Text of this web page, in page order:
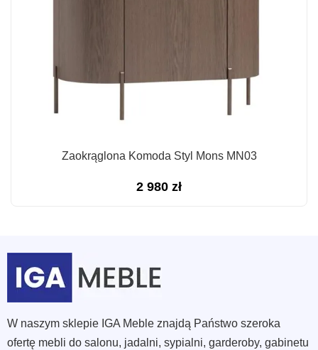
Zaokrąglona Komoda Styl Mons MN03
2 980 zł
W naszym sklepie IGA Meble znajdą Państwo szeroka
ofertę mebli do salonu, jadalni, sypialni, garderoby, gabinetu